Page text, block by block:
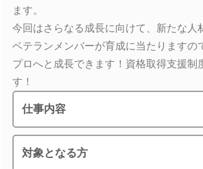
ます。
今回はさらなる成長に向けて、新たな人
ベテランメンバーが育成に当たりますの
プロへと成長できます！資格取得支援制
す！
仕事内容
対象となる方